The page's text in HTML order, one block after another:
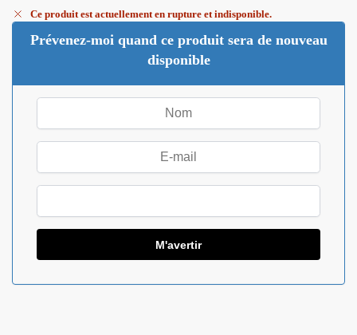
Ce produit est actuellement en rupture et indisponible.
Prévenez-moi quand ce produit sera de nouveau
disponible